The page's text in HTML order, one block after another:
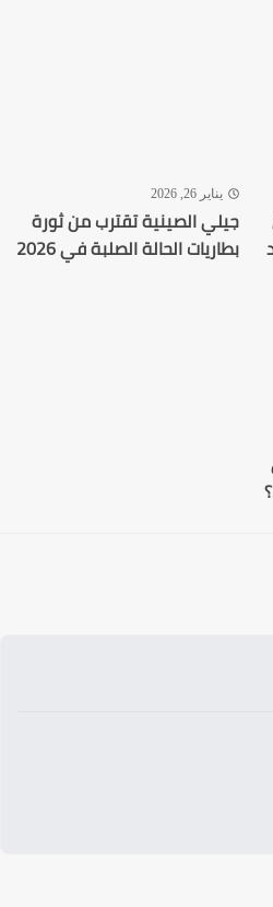
يناير 26, 2026
جيلي الصينية تقترب من ثورة
بطاريات الحالة الصلبة في 2026